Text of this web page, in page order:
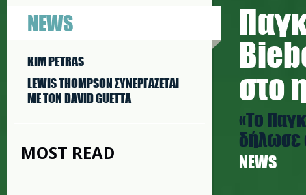
NEWS
KIM PETRAS
LEWIS THOMPSON ΣΥΝΕΡΓAΖΕΤΑΙ
ΜΕ ΤΟΝ DAVID GUETTA
MOST READ
στο
«Το
δήλωσε
NEWS